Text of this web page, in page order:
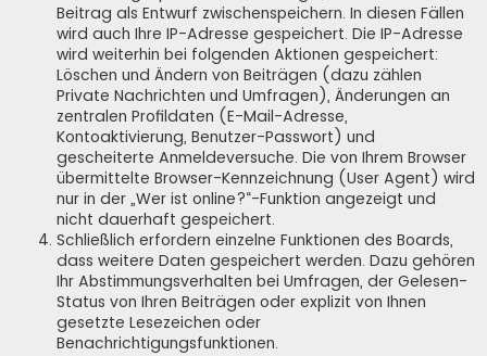
Beitrag als Entwurf zwischenspeichern. In diesen Fällen
wird auch Ihre IP-Adresse gespeichert. Die IP-Adresse
wird weiterhin bei folgenden Aktionen gespeichert:
Löschen und Ändern von Beiträgen (dazu zählen
Private Nachrichten und Umfragen), Änderungen an
zentralen Profildaten (E-Mail-Adresse,
Kontoaktivierung, Benutzer-Passwort) und
gescheiterte Anmeldeversuche. Die von Ihrem Browser
übermittelte Browser-Kennzeichnung (User Agent) wird
nur in der „Wer ist online?“-Funktion angezeigt und
nicht dauerhaft gespeichert.
Schließlich erfordern einzelne Funktionen des Boards,
dass weitere Daten gespeichert werden. Dazu gehören
Ihr Abstimmungsverhalten bei Umfragen, der Gelesen-
Status von Ihren Beiträgen oder explizit von Ihnen
gesetzte Lesezeichen oder
Benachrichtigungsfunktionen.